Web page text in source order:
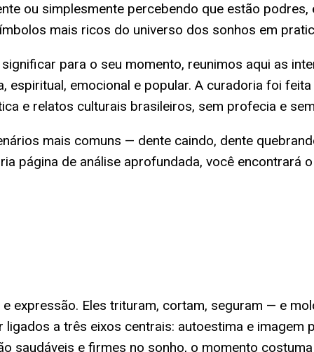
ou simplesmente percebendo que estão
mais ricos do universo dos sonhos em
para o seu momento, reunimos aqui as
emocional e popular. A curadoria foi
e relatos culturais brasileiros, sem profecia e
mais comuns — dente caindo, dente
página de análise aprofundada, você encontrará
expressão. Eles trituram, cortam, seguram — e
a três eixos centrais: autoestima e imagem
saudáveis e firmes no sonho, o momento